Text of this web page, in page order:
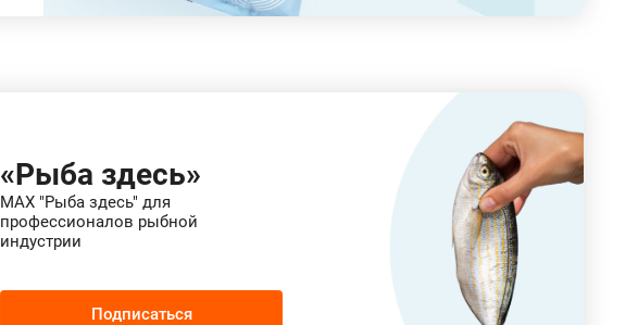
«Рыба здесь»
MAX "Рыба здесь" для
профессионалов рыбной
индустрии
Подписаться